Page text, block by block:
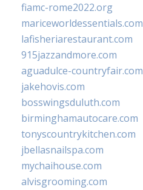
fiamc-rome2022.org
mariceworldessentials.com
lafisheriarestaurant.com
915jazzandmore.com
aguadulce-countryfair.com
jakehovis.com
bosswingsduluth.com
birminghamautocare.com
tonyscountrykitchen.com
jbellasnailspa.com
mychaihouse.com
alvisgrooming.com